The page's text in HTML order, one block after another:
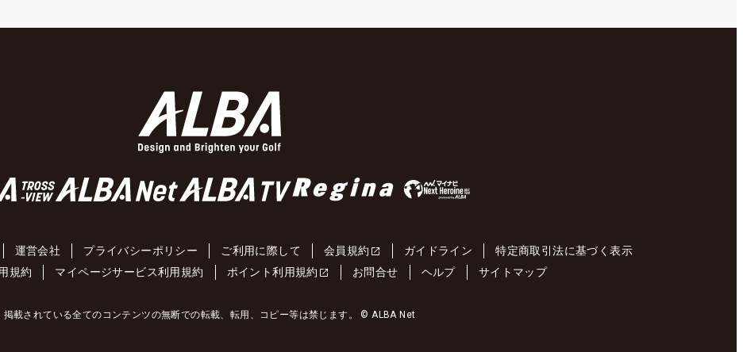
運営会社 プライバシーポリシー ご利用に際して 会員規約 ガイドライン
特定商取引法に基づく表示
規約
マイページサービス利用規約 ポイント利用規約 お問合せ ヘルプ サイトマップ
掲載されている全てのコンテンツの無断での転載、転用、コピー等は禁じます。 © ALBA Net